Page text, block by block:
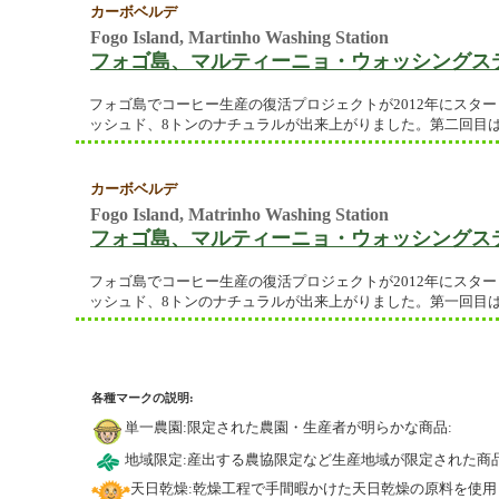
カーボベルデ
Fogo Island, Martinho Washing Station
フォゴ島、マルティーニョ・ウォッシングス
フォゴ島でコーヒー生産の復活プロジェクトが2012年にスタ
ッシュド、8トンのナチュラルが出来上がりました。第二回
カーボベルデ
Fogo Island, Matrinho Washing Station
フォゴ島、マルティーニョ・ウォッシングス
フォゴ島でコーヒー生産の復活プロジェクトが2012年にスタ
ッシュド、8トンのナチュラルが出来上がりました。第一回
各種マークの説明:
単一農園:限定された農園・生産者が明らかな商品:
地域限定:産出する農協限定など生産地域が限定された商
天日乾燥:乾燥工程で手間暇かけた天日乾燥の原料を使